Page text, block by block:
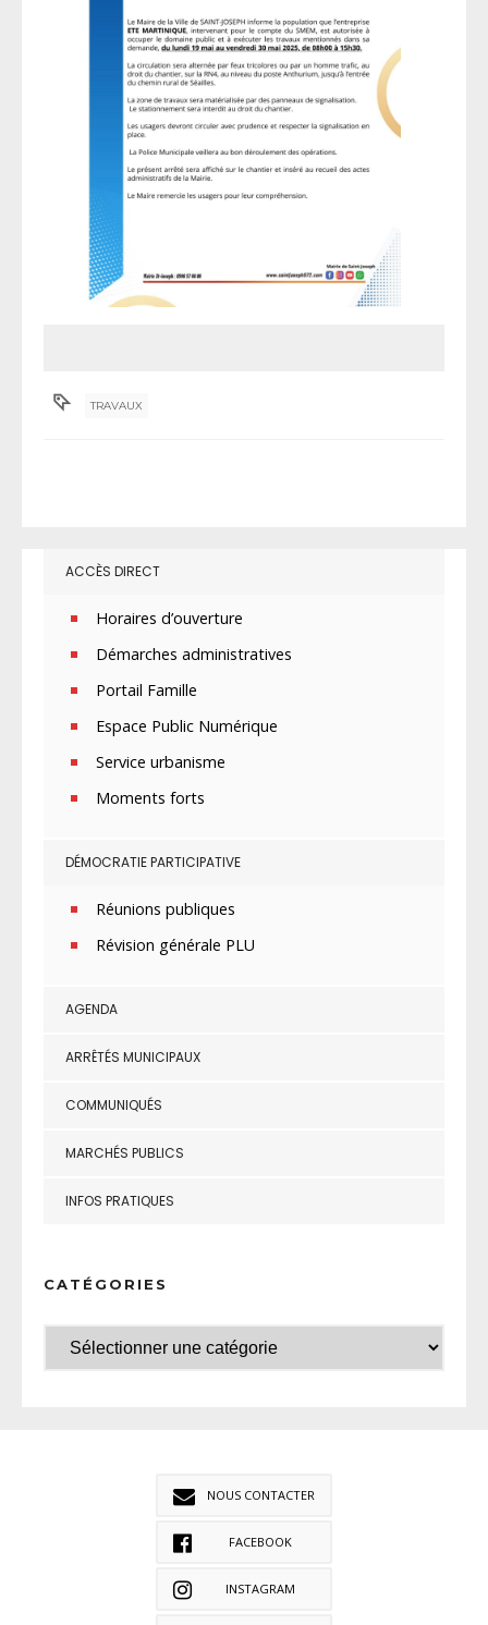
TRAVAUX
ACCÈS DIRECT
Horaires d’ouverture
Démarches administratives
Portail Famille
Espace Public Numérique
Service urbanisme
Moments forts
DÉMOCRATIE PARTICIPATIVE
Réunions publiques
Révision générale PLU
AGENDA
ARRÊTÉS MUNICIPAUX
COMMUNIQUÉS
MARCHÉS PUBLICS
INFOS PRATIQUES
CATÉGORIES
NOUS CONTACTER
FACEBOOK
INSTAGRAM